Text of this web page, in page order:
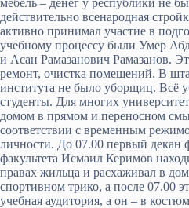
действительно всенародная
активно принимал участие в
учебному процессу были Умер
и Асан Рамазанович Рамазанов.
ремонт, очистка помещений. В
института не было уборщиц. Всё
студенты. Для многих
домом в прямом и переносном
соответствии с временным
личности. До 07.00 первый декан
факультета Исмаил Керимов
правах жильца и расхаживал в
спортивном трико, а после 07.00
учебная аудитория, а он – в